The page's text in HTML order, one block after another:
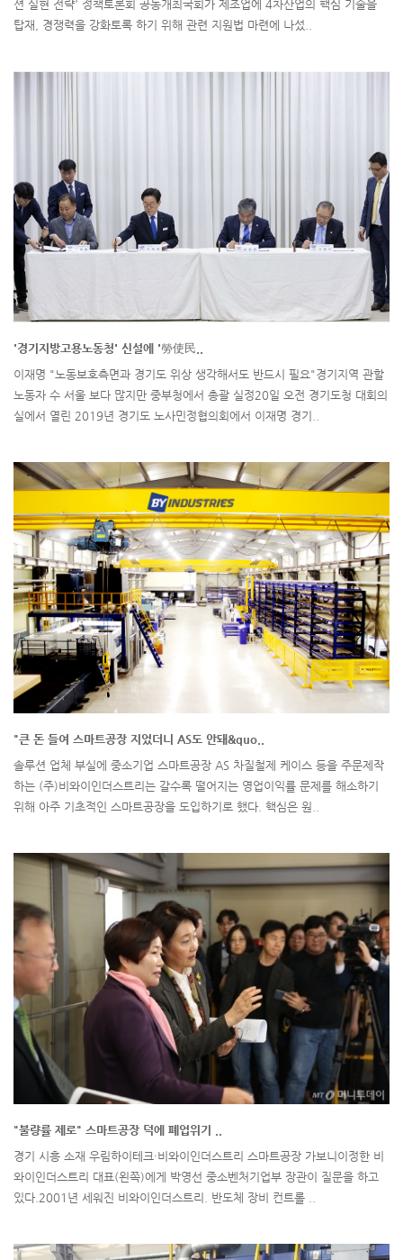
션 실현 전략' 정책토론회 공동개최국회가 제조업에 4차산업의 핵심 기술을
탑재, 경쟁력을 강화토록 하기 위해 관련 지원법 마련에 나섰..
'경기지방고용노동청' 신설에 '勞使民..
이재명 "노동보호측면과 경기도 위상 생각해서도 반드시 필요"경기지역 관할
노동자 수 서울 보다 많지만 중부청에서 총괄 실정20일 오전 경기도청 대회의
실에서 열린 2019년 경기도 노사민정협의회에서 이재명 경기..
"큰 돈 들여 스마트공장 지었더니 AS도 안돼&quo..
솔루션 업체 부실에 중소기업 스마트공장 AS 차질철제 케이스 등을 주문제작
하는 (주)비와이인더스트리는 갈수록 떨어지는 영업이익률 문제를 해소하기
위해 아주 기초적인 스마트공장을 도입하기로 했다. 핵심은 원..
"불량률 제로" 스마트공장 덕에 폐업위기 ..
경기 시흥 소재 우림하이테크·비와이인더스트리 스마트공장 가보니이정한 비
와이인더스트리 대표(왼쪽)에게 박영선 중소벤처기업부 장관이 질문을 하고
있다.2001년 세워진 비와이인더스트리. 반도체 장비 컨트롤 ..